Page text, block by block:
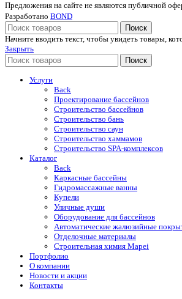
Предложения на сайте не являются публичной
Разработано BOND
Поиск
Начните вводить текст, чтобы увидеть товары,
Закрыть
Поиск
Услуги
Back
Проектирование бассейнов
Строительство бассейнов
Строительство бань
Строительство саун
Строительство хаммамов
Строительство SPA-комплексов
Каталог
Back
Каркасные бассейны
Гидромассажные ванны
Купели
Уличные души
Оборудование для бассейнов
Автоматические жалюзийные
Отделочные материалы
Строительная химия Mapei
Портфолио
O компании
Новости и акции
Контакты